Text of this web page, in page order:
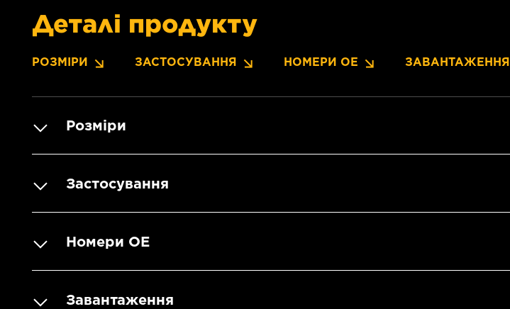
Деталі продукту
РОЗМІРИ ЗАСТОСУВАННЯ НОМЕРИ OE ЗАВАНТАЖЕННЯ
Розміри
Застосування
Номери OE
Завантаження